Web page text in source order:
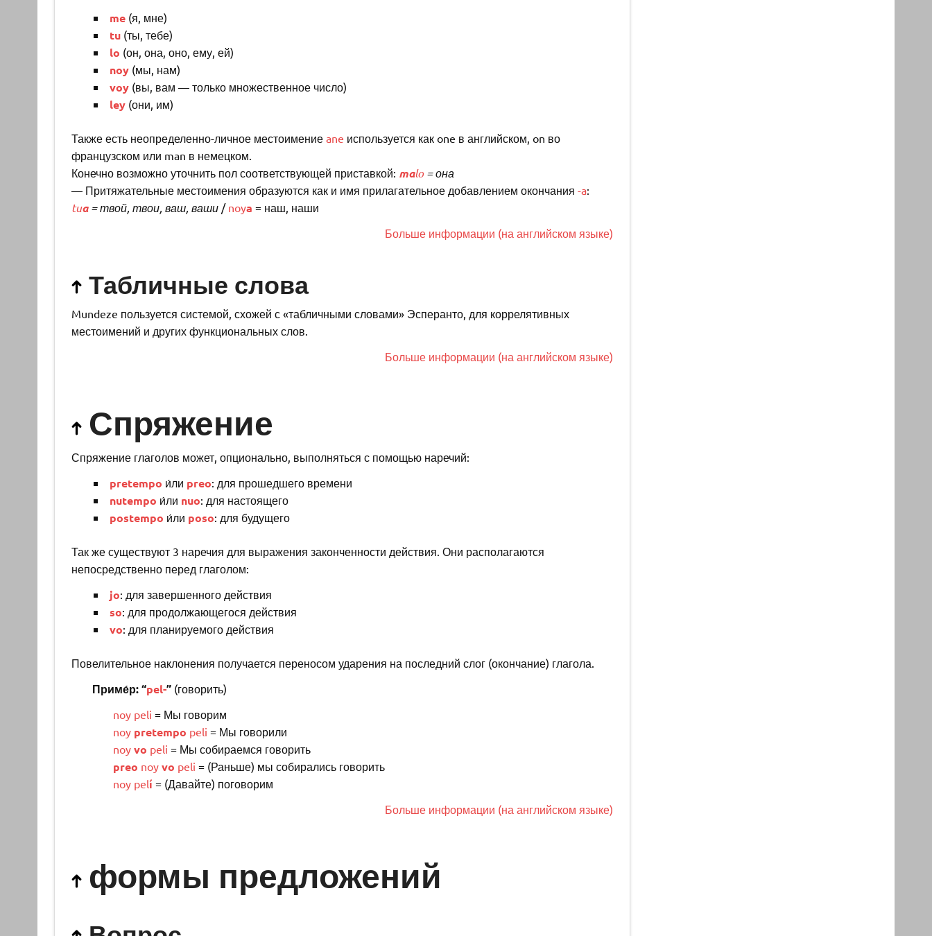
me(я, мне)
tu(ты, тебе)
lo (он, она, оно, ему, ей)
noy(мы, нам)
voy(вы, вам — только множественное число)
ley(они, им)
Также есть неопределенно-личное местоимение ane используется как one в английском, on во
французском или man в немецком.
Конечно возможно уточнить пол соответствующей приставкой: malo= она
— Притяжательные местоимения образуются как и имя прилагательное добавлением окончания -a:
tua= твой, твои, ваш, ваши/ noya = наш, наши
Больше информации (на английском языке)
Табличные слова
Mundeze пользуется системой, схожей с «табличными словами» Эсперанто, для коррелятивных
местоимений и других функциональных слов.
Больше информации (на английском языке)
Спряжение
Спряжение глаголов может, опционально, выполняться с помощью наречий:
pretempo и́ли preo: для прошедшего времени
nutempo и́ли nuo: для настоящего
postempo и́ли poso: для будущего
Так же существуют 3 наречия для выражения законченности действия. Они располагаются
непосредственно перед глаголом:
jo: для завершенного действия
so: для продолжающегося действия
vo: для планируемого действия
Повелительное наклонения получается переносом ударения на последний слог (окончание) глагола.
Приме́р: “pel-”(говорить)
noy peli = Мы говорим
noy pretempo peli = Мы говорили
noy vo peli = Мы собираемся говорить
preo noy vo peli = (Раньше) мы собирались говорить
noy pelí = (Давайте) поговорим
Больше информации (на английском языке)
формы предложений